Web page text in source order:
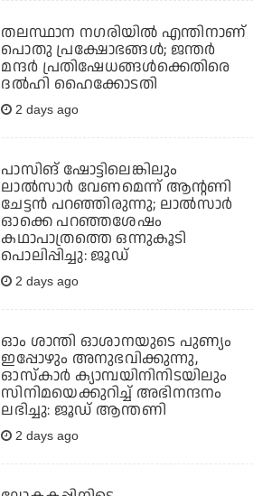
തലസ്ഥാന നഗരിയില്‍ എന്തിനാണ്
പൊതു പ്രക്ഷോഭങ്ങള്‍; ജന്തര്‍
മന്ദര്‍ പ്രതിഷേധങ്ങള്‍ക്കെതിരെ
ദല്‍ഹി ഹൈക്കോടതി
2 days ago
പാസിങ് ഷോട്ടിലെങ്കിലും
ലാല്‍സാര്‍ വേണമെന്ന് ആന്റണി
ചേട്ടന്‍ പറഞ്ഞിരുന്നു; ലാല്‍സാര്‍
ഓക്കെ പറഞ്ഞശേഷം
കഥാപാത്രത്തെ ഒന്നുകൂടി
പൊലിപ്പിച്ചു: ജൂഡ്
2 days ago
ഓം ശാന്തി ഓശാനയുടെ പുണ്യം
ഇപ്പോഴും അനുഭവിക്കുന്നു,
ഓസ്കാർ ക്യാമ്പയിനിനിടയിലും
സിനിമയെക്കുറിച്ച് അഭിനന്ദനം
ലഭിച്ചു: ജൂഡ് ആന്തണി
2 days ago